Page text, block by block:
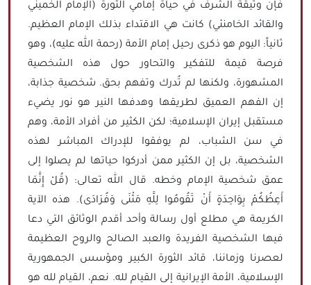
فإن وثيقة الشرف في حياة إمامي الثورة (الإمام الخميني
والقائد الخامنئي) كانت هي الاقتداء بذلك الإمام العظيم.
ثانياً: اليوم هو ذكرى رحيل إمام الأمة (رحمة الله عليه)، وهو
فرصة قيمة للتفكير والتحاور حول هذه الشخصية
المشهورة، ولكنها لم تُدرك وتفهم بحق. شخصية جذابة،
إن الفهم العميق لطريقها وهدفها النير هو نور يضيء
مستقبل إيران الإسلامية؛ لكن الكثير من أفراد الأمة، وهم
في سن الشباب، لم يوفقوا للإدراك المباشر لهذه
الشخصية، بل إن الكثير ممن أدركوا حياتها لم يصلوا إلى
عمق شخصية الإمام وخطه. قال الله تعالى: (قُلْ إِنَّمَا
أَعِظُكُمْ بِوَاحِدَةٍ أَنْ تَقُومُوا لِلَّهِ مَثْنَى وَفُرَادَى). هذه الآية
الكريمة هي مطلع أول رسالة وأحد أقدم الوثائق التي دعا
فيها الشخصية الفريدة والعبد الصالح والروح العظيمة
لعصرنا وزماننا، قائد الثورة الكبير ومؤسس الجمهورية
الإسلامية، الأمة الإيرانية إلى القيام لله. نعم، القيام لله هو